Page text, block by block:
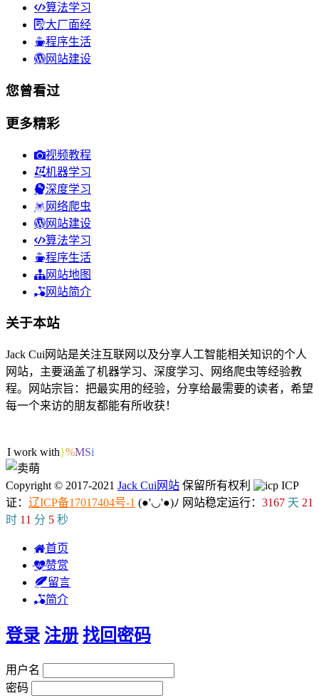
算法学习
大厂面经
程序生活
网站建设
您曾看过
更多精彩
视频教程
机器学习
深度学习
网络爬虫
网站建设
算法学习
程序生活
网站地图
网站简介
关于本站
Jack Cui网站是关注互联网以及分享人工智能相关知识的个人
网站，主要涵盖了机器学习、深度学习、网络爬虫等经验教
程。网站宗旨：把最实用的经验，分享给最需要的读者，希望
每一个来访的朋友都能有所收获！
I work with ML/Dq
Copyright © 2017-2021 Jack Cui网站 保留所有权利
ICP
证： 辽ICP备17017404号-1 (●'◡'●)ﾉ 网站稳定运行： 3167 天 21
时 11 分 5 秒
首页
赞赏
留言
简介
登录 注册 找回密码
用户名
密码